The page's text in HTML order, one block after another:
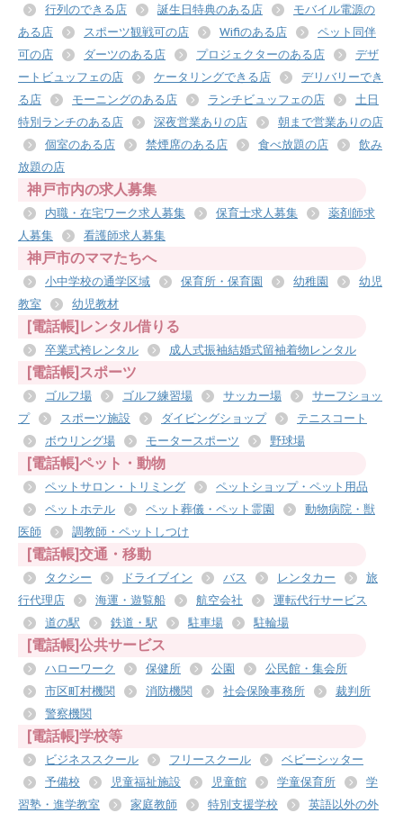
行列のできる店 誕生日特典のある店
モバイル電源の
ある店
スポーツ観戦可の店 Wifiのある店
ペット同伴
可の店
ダーツのある店 プロジェクターのある店
デザ
ートビュッフェの店
ケータリングできる店
デリバリーでき
る店
モーニングのある店 ランチビュッフェの店
土日
特別ランチのある店
深夜営業ありの店
朝まで営業ありの店
個室のある店
禁煙席のある店 食べ放題の店
飲み
放題の店
神戸市内の求人募集
内職・在宅ワーク求人募集 保育士求人募集
薬剤師求
人募集
看護師求人募集
神戸市のママたちへ
小中学校の通学区域 保育所・保育園 幼稚園
幼児
教室
幼児教材
[電話帳]レンタル借りる
卒業式袴レンタル 成人式振袖結婚式留袖着物レンタル
[電話帳]スポーツ
ゴルフ場 ゴルフ練習場 サッカー場
サーフショッ
プ
スポーツ施設 ダイビングショップ
テニスコート
ボウリング場
モータースポーツ 野球場
[電話帳]ペット・動物
ペットサロン・トリミング
ペットショップ・ペット用品
ペットホテル
ペット葬儀・ペット霊園
動物病院・獣
医師
調教師・ペットしつけ
[電話帳]交通・移動
タクシー ドライブイン バス レンタカー
旅
行代理店
海運・遊覧船 航空会社
運転代行サービス
道の駅
鉄道・駅 駐車場 駐輪場
[電話帳]公共サービス
ハローワーク 保健所 公園
公民館・集会所
市区町村機関
消防機関 社会保険事務所
裁判所
警察機関
[電話帳]学校等
ビジネススクール フリースクール
ベビーシッター
予備校
児童福祉施設 児童館 学童保育所
学
習塾・進学教室
家庭教師 特別支援学校 英語以外の外